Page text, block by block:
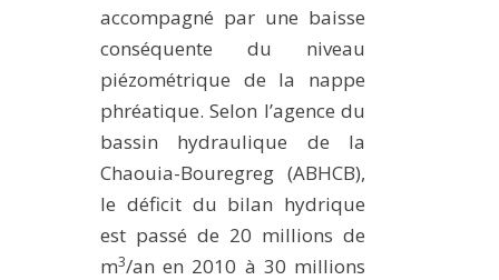
accompagné par une baisse
conséquente du niveau
piézométrique de la nappe
phréatique. Selon l’agence du
bassin hydraulique de la
Chaouia-Bouregreg (ABHCB),
le déficit du bilan hydrique
est passé de 20 millions de
m3/an en 2010 à 30 millions